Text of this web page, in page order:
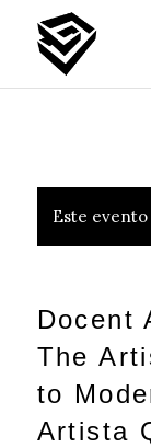
Este evento
Docent
The
to
Artista